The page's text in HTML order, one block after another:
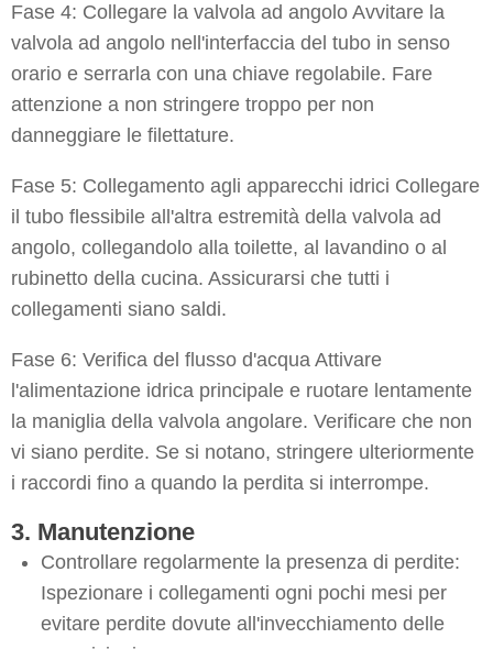
Fase 4: Collegare la valvola ad angolo Avvitare la
valvola ad angolo nell'interfaccia del tubo in senso
orario e serrarla con una chiave regolabile. Fare
attenzione a non stringere troppo per non
danneggiare le filettature.
Fase 5: Collegamento agli apparecchi idrici Collegare
il tubo flessibile all'altra estremità della valvola ad
angolo, collegandolo alla toilette, al lavandino o al
rubinetto della cucina. Assicurarsi che tutti i
collegamenti siano saldi.
Fase 6: Verifica del flusso d'acqua Attivare
l'alimentazione idrica principale e ruotare lentamente
la maniglia della valvola angolare. Verificare che non
vi siano perdite. Se si notano, stringere ulteriormente
i raccordi fino a quando la perdita si interrompe.
3. Manutenzione
Controllare regolarmente la presenza di perdite:
Ispezionare i collegamenti ogni pochi mesi per
evitare perdite dovute all'invecchiamento delle